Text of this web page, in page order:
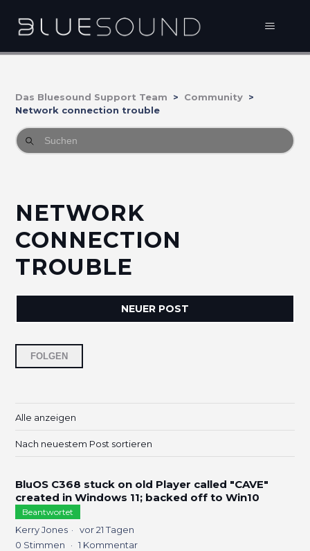
Das Bluesound Support Team
Community
Network connection trouble
NETWORK
CONNECTION
TROUBLE
NEUER POST
FOLGEN
Alle anzeigen
Nach neuestem Post sortieren
BluOS C368 stuck on old Player called "CAVE"
created in Windows 11; backed off to Win10
Beantwortet
Kerry Jones
vor 21 Tagen
0 Stimmen 1 Kommentar